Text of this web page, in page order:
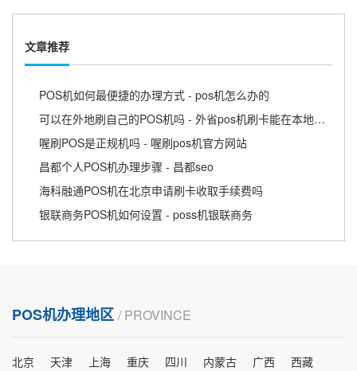
文章推荐
POS机如何最便捷的办理方式 - pos机怎么办的
可以在外地刷自己的POS机吗 - 外省pos机刷卡能在本地用吗
喔刷POS是正规机吗 - 喔刷pos机官方网站
昌都个人POS机办理步骤 - 昌都seo
海科融通POS机在北京申请刷卡收取手续费吗
银联商务POS机如何设置 - poss机银联商务
POS机办理地区 / PROVINCE
北京 天津 上海 重庆 四川 内蒙古 广西 西藏